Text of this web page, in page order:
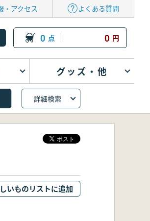
・アクセス よくある質問
0 点 0 円
グッズ・他
詳細検索
いものリストに追加